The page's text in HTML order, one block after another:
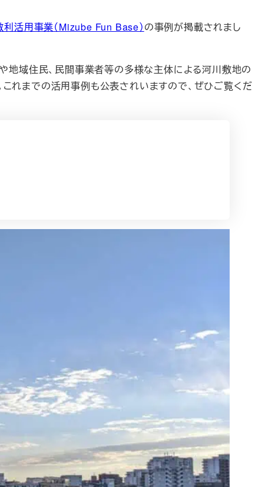
利活用事業（Mizube Fun Base）の事例が掲載されまし
地域住民、民間事業者等の多様な主体による河川敷地の
れまでの活用事例も公表されいますので、ぜひご覧くだ